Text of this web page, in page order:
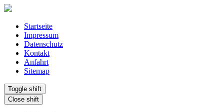
Startseite
Impressum
Datenschutz
Kontakt
Anfahrt
Sitemap
Toggle shift
Close shift